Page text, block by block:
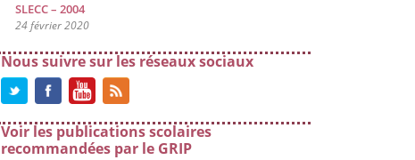
SLECC – 2004
24 février 2020
Nous suivre sur les réseaux sociaux
Voir les publications scolaires
recommandées par le GRIP